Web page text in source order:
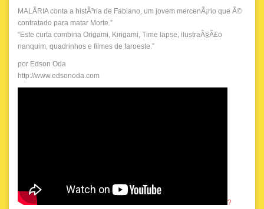
MALÃRIA conta a histÃ³ria de Fabiano, um jovem mercenÃ¡rio que Ã©
contratado para matar Morte.”
“Este curta combina Origami, Kirigami, Time lapse, ilustraÃ§Ã£o
nanquim, quadrinhos e filmes de faroeste.”
por Edson Oda
http://www.edsonoda.com
?